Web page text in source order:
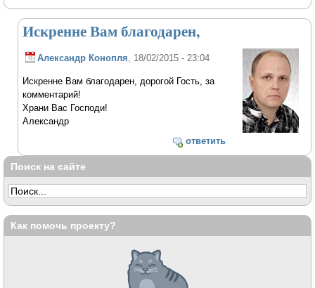
Искренне Вам благодарен,
Александр Конопля , 18/02/2015 - 23:04
Искренне Вам благодарен, дорогой Гость, за
комментарий!
Храни Вас Господи!
Александр
ответить
Поиск на сайте
Как помочь проекту?